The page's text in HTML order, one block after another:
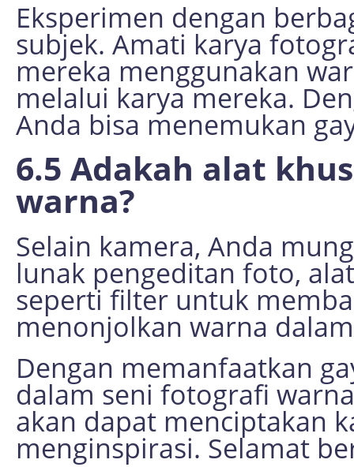
Eksperimen dengan
subjek. Amati karya
mereka menggunakan
melalui karya mereka.
Anda bisa menemukan
6.5 Adakah alat
warna?
Selain kamera, Anda
lunak pengeditan foto,
seperti filter untuk
menonjolkan warna
Dengan memanfaatkan
dalam seni fotografi
akan dapat menciptakan
menginspirasi. Selamat